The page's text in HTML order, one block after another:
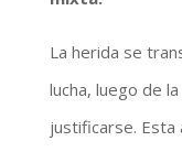
La herida se
lucha, luego de
justificarse. Esta